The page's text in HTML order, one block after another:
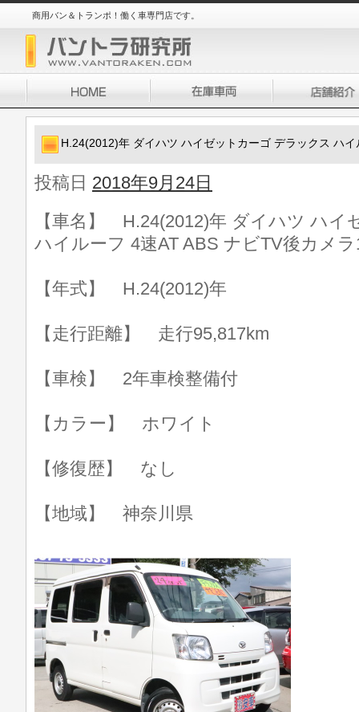
商用バン＆トランポ！働く車専門店です。
H.24(2012)年 ダイハツ ハイゼットカーゴ デラックス ハ
投稿日 2018年9月24日
【車名】 H.24(2012)年 ダイハツ ハイ
ハイルーフ 4速AT ABS ナビTV後カメ
【年式】 H.24(2012)年
【走行距離】 走行95,817km
【車検】 2年車検整備付
【カラー】 ホワイト
【修復歴】 なし
【地域】 神奈川県